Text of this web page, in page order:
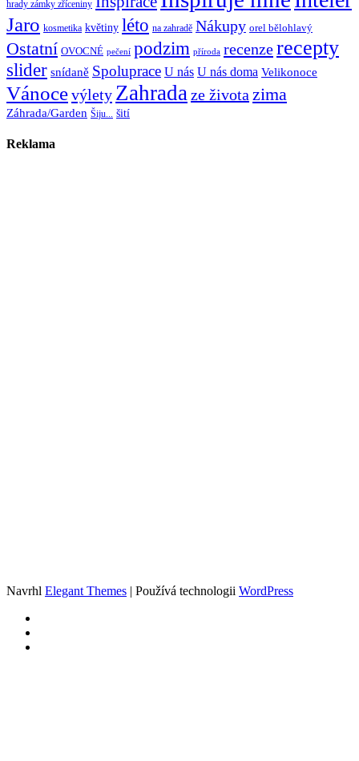
hrady zámky zříceniny
Jaro kosmetika květiny léto na zahradě Nákupy orel bělohlavý
Ostatní OVOCNÉ pečení podzim příroda recenzerecepty
slider snídaně Spoluprace U nás U nás doma Velikonoce
Vánocevýlety Zahradaze života zima
Záhrada/Garden Šiju... šití
Reklama
Navrhl Elegant Themes | Používá technologii WordPress